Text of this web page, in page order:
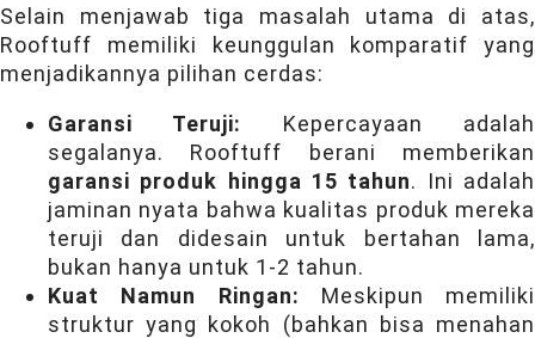
Selain menjawab tiga masalah utama di atas,
Rooftuff memiliki keunggulan komparatif yang
menjadikannya pilihan cerdas:
Garansi Teruji:
Kepercayaan adalah
segalanya. Rooftuff berani memberikan
garansi produk hingga 15 tahun. Ini adalah
jaminan nyata bahwa kualitas produk mereka
teruji dan didesain untuk bertahan lama,
bukan hanya untuk 1-2 tahun.
Kuat Namun Ringan: Meskipun memiliki
struktur yang kokoh (bahkan bisa menahan